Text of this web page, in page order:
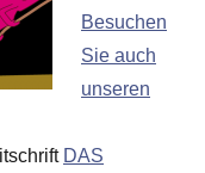
Besuchen
Sie auch
unseren
DAS